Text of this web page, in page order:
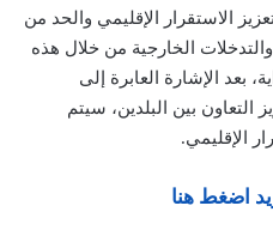
الاستقرار الإقليمي والحد من
الخارجية من خلال هذه
بعد الإشارة العابرة إلى
التعاون بين البلدين، سيتم
الإقليمي.
اضغط هنا